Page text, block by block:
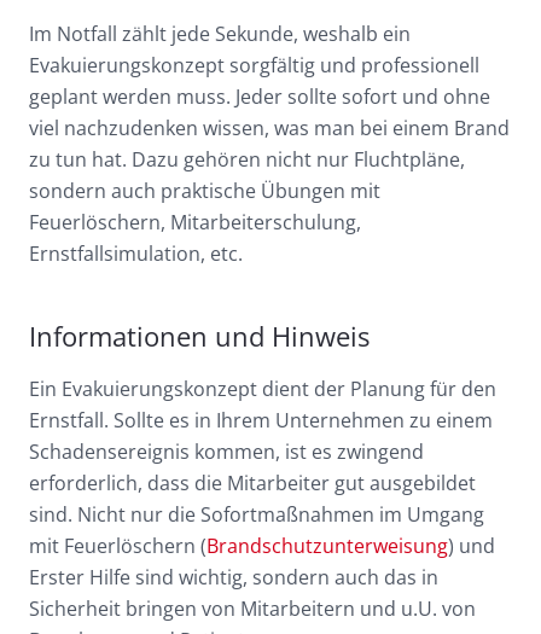
Im Notfall zählt jede Sekunde, weshalb ein
Evakuierungskonzept sorgfältig und professionell
geplant werden muss. Jeder sollte sofort und ohne
viel nachzudenken wissen, was man bei einem Brand
zu tun hat. Dazu gehören nicht nur Fluchtpläne,
sondern auch praktische Übungen mit
Feuerlöschern, Mitarbeiterschulung,
Ernstfallsimulation, etc.
Informationen und Hinweis
Ein Evakuierungskonzept dient der Planung für den
Ernstfall. Sollte es in Ihrem Unternehmen zu einem
Schadensereignis kommen, ist es zwingend
erforderlich, dass die Mitarbeiter gut ausgebildet
sind. Nicht nur die Sofortmaßnahmen im Umgang
mit Feuerlöschern (Brandschutzunterweisung) und
Erster Hilfe sind wichtig, sondern auch das in
Sicherheit bringen von Mitarbeitern und u.U. von